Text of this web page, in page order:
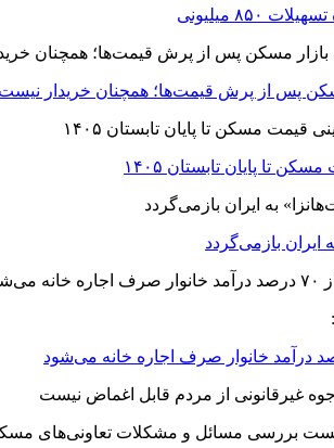
۸۵۰ میلیونی
پس از پرش قیمت‌ها؛ همچنان خریدار
تا پایان تابستان ۱۴۰۵
ایران بازمی‌گردد
بررسی مسائل و مشکلات تعاونی‌های